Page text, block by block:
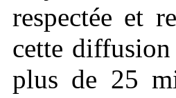
respectée et
cette diffusion
plus de 25